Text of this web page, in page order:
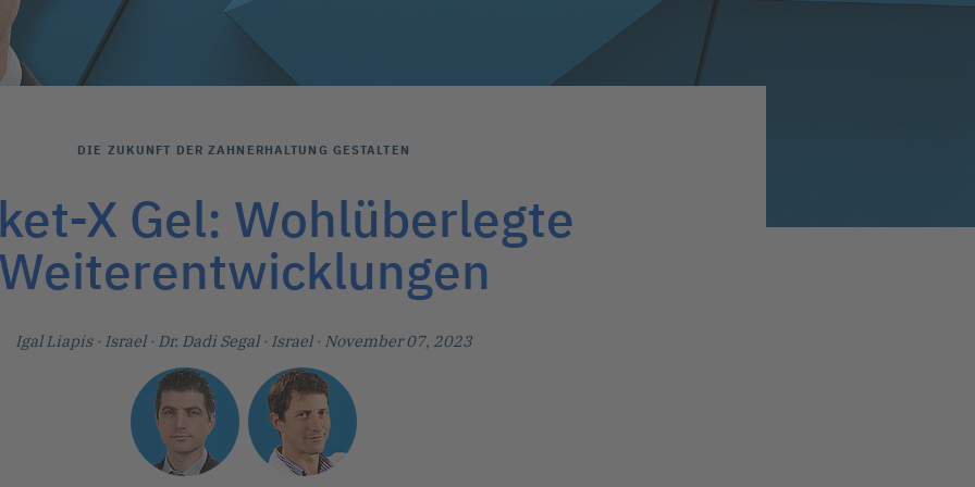
DIE ZUKUNFT DER ZAHNERHALTUNG GESTALTEN
X Gel: Wohlüberlegte
Igal Liapis · Israel· Dr. Dadi Segal· Israel· November 07, 2023